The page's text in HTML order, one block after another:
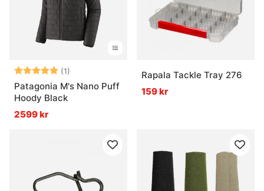
Betyg: (1)
5.0 utav 5 stjärnor
Patagonia M's Nano Puff
Hoody Black
2599 kr
Rapala Tackle Tray 276
159 kr